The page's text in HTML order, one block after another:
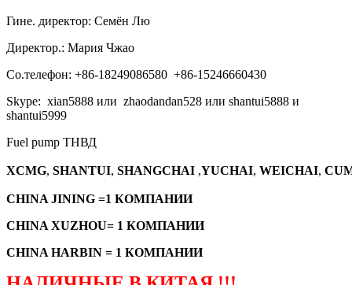
Гине. директор: Семён Лю
Директор.: Мария Чжао
Со.телефон: +86-18249086580 +86-15246660430
Skype: xian5888 или zhaodandan528 или shantui5888 и
shantui5999
Fuel pump ТНВД
XCMG, SHANTUI, SHANGCHAI ,YUCHAI, WEICHAI,
CHINA JINING =1 КОМПАНИИ
CHINA XUZHOU= 1 КОМПАНИИ
CHINA HARBIN = 1 КОМПАНИИ